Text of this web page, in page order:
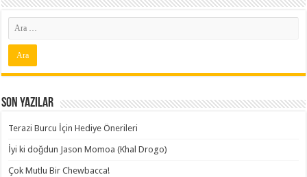
Son Yazılar
Terazi Burcu İçin Hediye Önerileri
İyi ki doğdun Jason Momoa (Khal Drogo)
Çok Mutlu Bir Chewbacca!